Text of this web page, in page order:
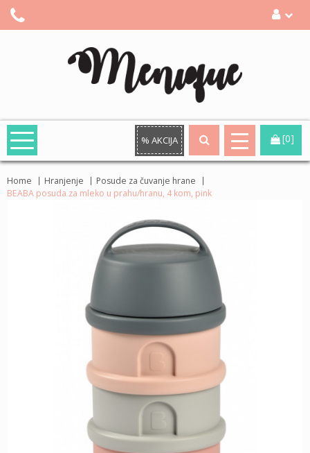
% AKCIJA [0]
Home Hranjenje
Posude za čuvanje hrane
BEABA posuda za mleko u prahu/hranu, 4 kom, pink